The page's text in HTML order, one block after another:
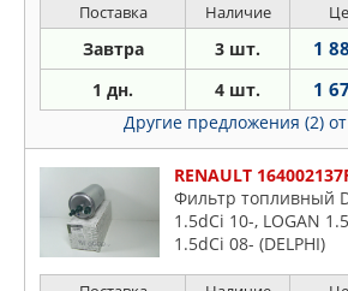
Поставка Наличие
Завтра 3 шт. 1
1 дн. 4 шт. 1
Другие предложения (2)
RENAULT
Фильтр топливный
1.5dCi 10-, LOGAN
1.5dCi 08- (DELPHI)